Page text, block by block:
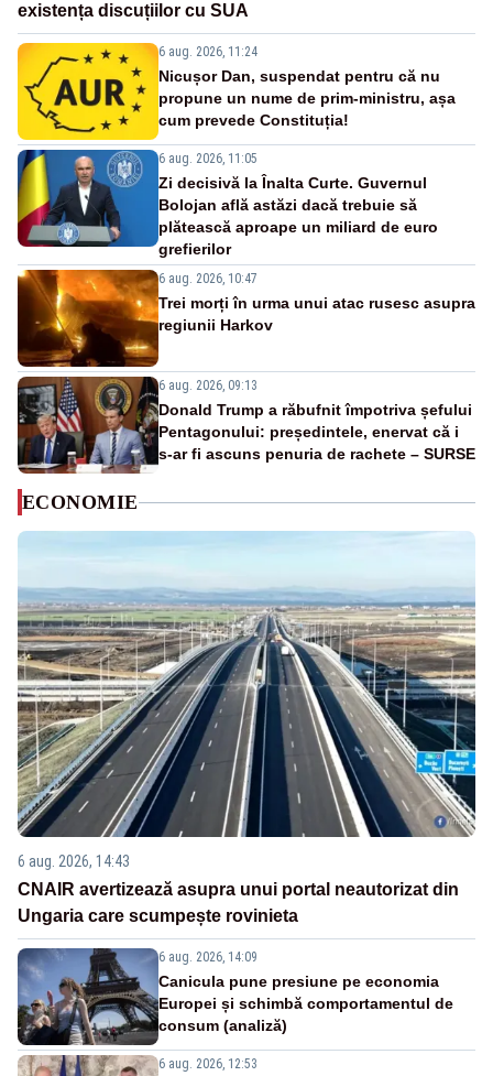
existența discuțiilor cu SUA
6 aug. 2026, 11:24
Nicușor Dan, suspendat pentru că nu
propune un nume de prim-ministru, așa
cum prevede Constituția!
6 aug. 2026, 11:05
Zi decisivă la Înalta Curte. Guvernul
Bolojan află astăzi dacă trebuie să
plătească aproape un miliard de euro
grefierilor
6 aug. 2026, 10:47
Trei morți în urma unui atac rusesc asupra
regiunii Harkov
6 aug. 2026, 09:13
Donald Trump a răbufnit împotriva șefului
Pentagonului: președintele, enervat că i
s-ar fi ascuns penuria de rachete – SURSE
ECONOMIE
6 aug. 2026, 14:43
CNAIR avertizează asupra unui portal neautorizat din
Ungaria care scumpește rovinieta
6 aug. 2026, 14:09
Canicula pune presiune pe economia
Europei și schimbă comportamentul de
consum (analiză)
6 aug. 2026, 12:53